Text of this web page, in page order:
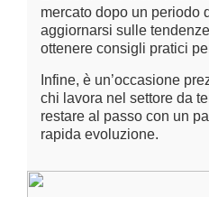
mercato dopo un periodo
aggiornarsi sulle
ottenere consigli pratici
Infine, è un’occasione
chi lavora nel settore da
restare al passo con un
rapida evoluzione.